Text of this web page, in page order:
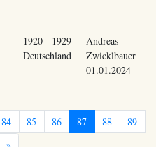
1920 - 1929
Deutschland
Andreas
Zwicklbauer
01.01.2024
84 85 86 87 88
89
»